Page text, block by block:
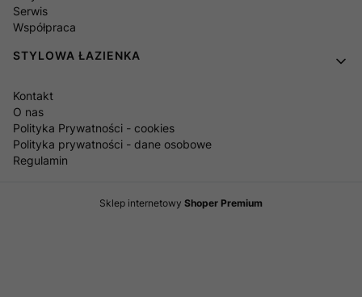
Serwis
Współpraca
STYLOWA ŁAZIENKA
Kontakt
O nas
Polityka Prywatności - cookies
Polityka prywatności - dane osobowe
Regulamin
Sklep internetowy Shoper Premium